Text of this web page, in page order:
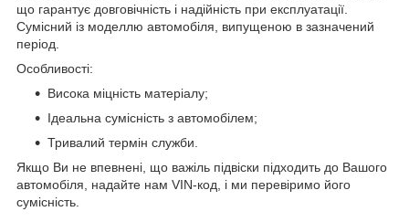
що гарантує довговічність і надійність при експлуатації.
Сумісний із моделлю автомобіля, випущеною в зазначений
період.
Особливості:
Висока міцність матеріалу;
Ідеальна сумісність з автомобілем;
Тривалий термін служби.
Якщо Ви не впевнені, що важіль підвіски підходить до Вашого
автомобіля, надайте нам VIN-код, і ми перевіримо його
сумісність.